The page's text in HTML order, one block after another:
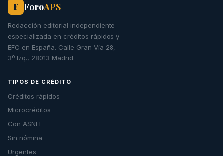
F ForoAPS
Redacción editorial independiente
especializada en créditos rápidos y
EFC en España. Calle Gran Vía 28,
3º Izq., 28013 Madrid.
TIPOS DE CRÉDITO
Créditos rápidos
Microcréditos
Con ASNEF
Sin nómina
Urgentes